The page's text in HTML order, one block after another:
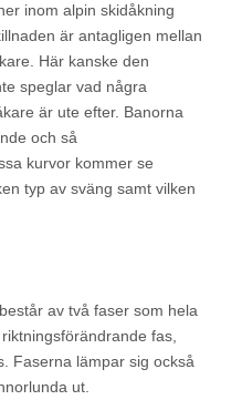
inom alpin skidåkning
är antagligen mellan
Här kanske den
speglar vad några
är ute efter. Banorna
och så
kurvor kommer se
typ av sväng samt vilken
av två faser som hela
fas,
Faserna lämpar sig också
ut.